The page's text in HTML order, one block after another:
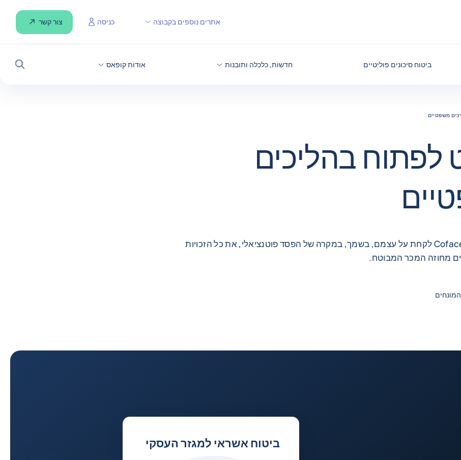
ביטוח סיכונים פוליטיים חדשות, כלכלה ותובנות אודות קופאס
חיפוש
אתרים נוספים בקבוצה כניסה צור קשר
משפטיים
לפתוח בהליכים
אישור שלך ל- Coface לקחת על עצמם, בשמך, במקרה של הפסד פוטנציאלי, את כל הזכויות
מחוזה המכר המבוטח.
ביטוח אשראי למגזר העסקי